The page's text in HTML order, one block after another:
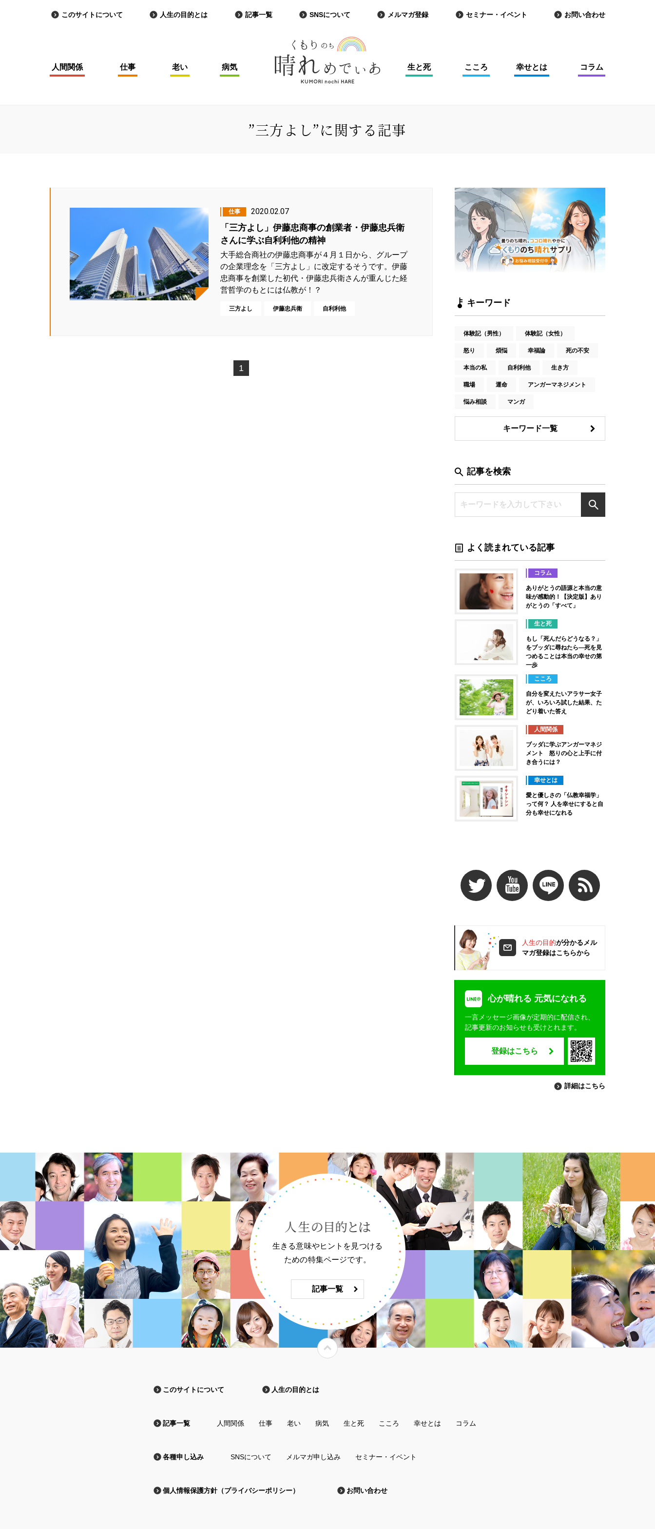
このサイトについて 人生の目的とは 記事一覧 SNSについて メルマガ登録 セミナー・イベント お問い合わせ
人間関係 仕事 老い 病気 生と死 こころ 幸せとは コラム
”三方よし”に関する記事
仕事 2020.02.07
「三方よし」伊藤忠商事の創業者・伊藤忠兵衛
さんに学ぶ自利利他の精神
大手総合商社の伊藤忠商事が４月１日から、グループ
の企業理念を「三方よし」に改定するそうです。伊藤
忠商事を創業した初代・伊藤忠兵衛さんが重んじた経
営哲学のもとには仏教が！？
三方よし 伊藤忠兵衛 自利利他
1
キーワード
体験記（男性） 体験記（女性）
怒り 煩悩 幸福論 死の不安
本当の私 自利利他 生き方
職場 運命 アンガーマネジメント
悩み相談 マンガ
キーワード一覧
記事を検索
よく読まれている記事
コラム
ありがとうの語源と本当の意
味が感動的！【決定版】あり
がとうの「すべて」
生と死
もし「死んだらどうなる？」
をブッダに尋ねたら―死を見
つめることは本当の幸せの第
一歩
こころ
自分を変えたいアラサー女子
が、いろいろ試した結果、た
どり着いた答え
人間関係
ブッダに学ぶアンガーマネジ
メント 怒りの心と上手に付
き合うには？
幸せとは
愛と優しさの「仏教幸福学」
って何？ 人を幸せにすると自
分も幸せになれる
人生の目的が分かるメル
マガ登録はこちらから
心が晴れる 元気になれる
一言メッセージ画像が定期的に配信され、
記事更新のお知らせも受けとれます。
登録はこちら
詳細はこちら
生きる意味やヒントを見つける
ための特集ページです。
記事一覧
このサイトについて 人生の目的とは
記事一覧 人間関係 仕事 老い 病気 生と死 こころ 幸せとは コラム
各種申し込み SNSについて メルマガ申し込み セミナー・イベント
個人情報保護方針（プライバシーポリシー） お問い合わせ